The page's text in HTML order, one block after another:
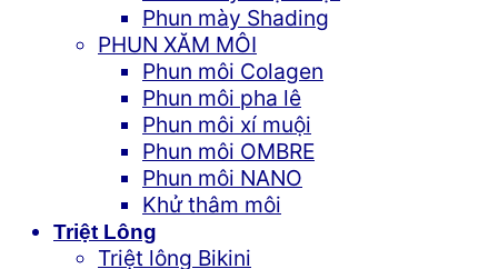
Phun mày Shading
PHUN XĂM MÔI
Phun môi Colagen
Phun môi pha lê
Phun môi xí muội
Phun môi OMBRE
Phun môi NANO
Khử thâm môi
Triệt Lông
Triệt lông Bikini